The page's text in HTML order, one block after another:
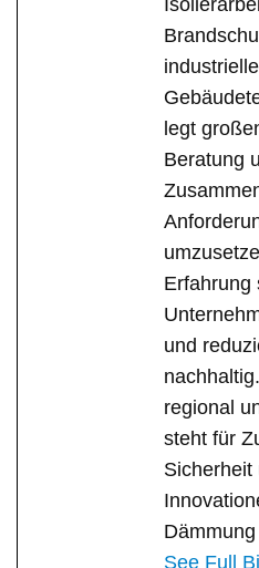
legt
Beratung
Erfahrung
und
regional
steht für
Sicherheit
See Full